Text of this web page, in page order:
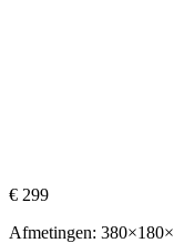
€ 299
Afmetingen: 380×180×